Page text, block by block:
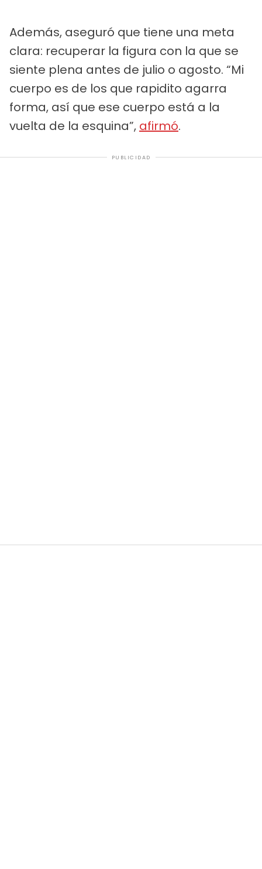
Además, aseguró que tiene una meta
clara: recuperar la figura con la que se
siente plena antes de julio o agosto. “Mi
cuerpo es de los que rapidito agarra
forma, así que ese cuerpo está a la
vuelta de la esquina”, afirmó.
PUBLICIDAD